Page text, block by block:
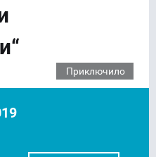
Приключило